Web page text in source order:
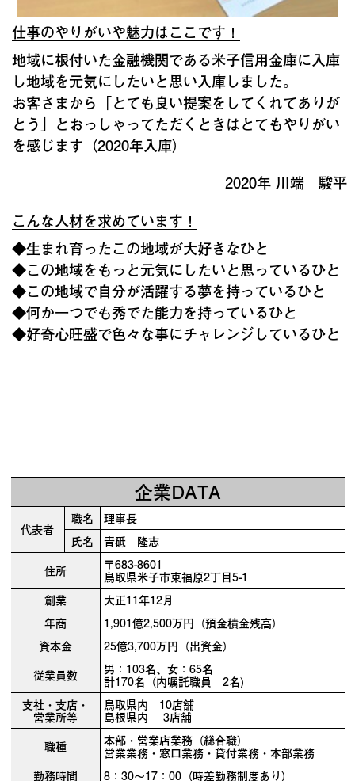
仕事のやりがいや魅力はここです！
地域に根付いた金融機関である米子信用金庫に入庫
し地域を元気にしたいと思い入庫しました。
お客さまから「とても良い提案をしてくれてありが
とう」とおっしゃってただくときはとてもやりがい
を感じます（2020年入庫）
2020年 川端 駿平
こんな人材を求めています！
◆生まれ育ったこの地域が大好きなひと
◆この地域をもっと元気にしたいと思っているひと
◆この地域で自分が活躍する夢を持っているひと
◆何か一つでも秀でた能力を持っているひと
◆好奇心旺盛で色々な事にチャレンジしているひと
企業DATA
代表者
職名
理事長
氏名
青砥 隆志
住所
〒683-8601
鳥取県米子市東福原2丁目5-1
創業
大正11年12月
年商
1,901億2,500万円（預金積金残高）
資本金
25億3,700万円（出資金）
従業員数
男：103名、女：65名
計170名（内嘱託職員 2名)
支社・支店・
営業所等
鳥取県内 10店舗
島根県内 3店舗
職種
本部・営業店業務（総合職）
営業業務・窓口業務・貸付業務・本部業務
勤務時間
8：30～17：00（時差勤務制度あり）